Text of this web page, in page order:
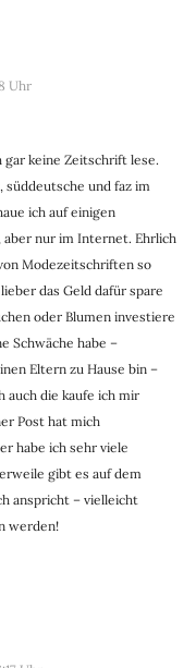
Uhr
gar keine Zeitschrift lese.
und faz im
ich auf einigen
nur im Internet. Ehrlich
Modezeitschriften so
das Geld dafür spare
oder Blumen investiere
Schwäche habe –
Eltern zu Hause bin –
auch die kaufe ich mir
Post hat mich
habe ich sehr viele
gibt es auf dem
anspricht – vielleicht
werden!